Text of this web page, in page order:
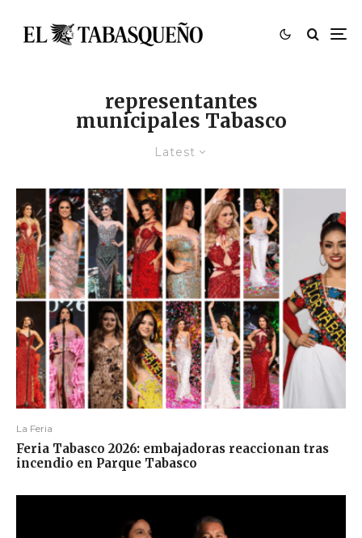
representantes
municipales Tabasco
Latest
La Feria
Feria Tabasco 2026: embajadoras reaccionan tras
incendio en Parque Tabasco